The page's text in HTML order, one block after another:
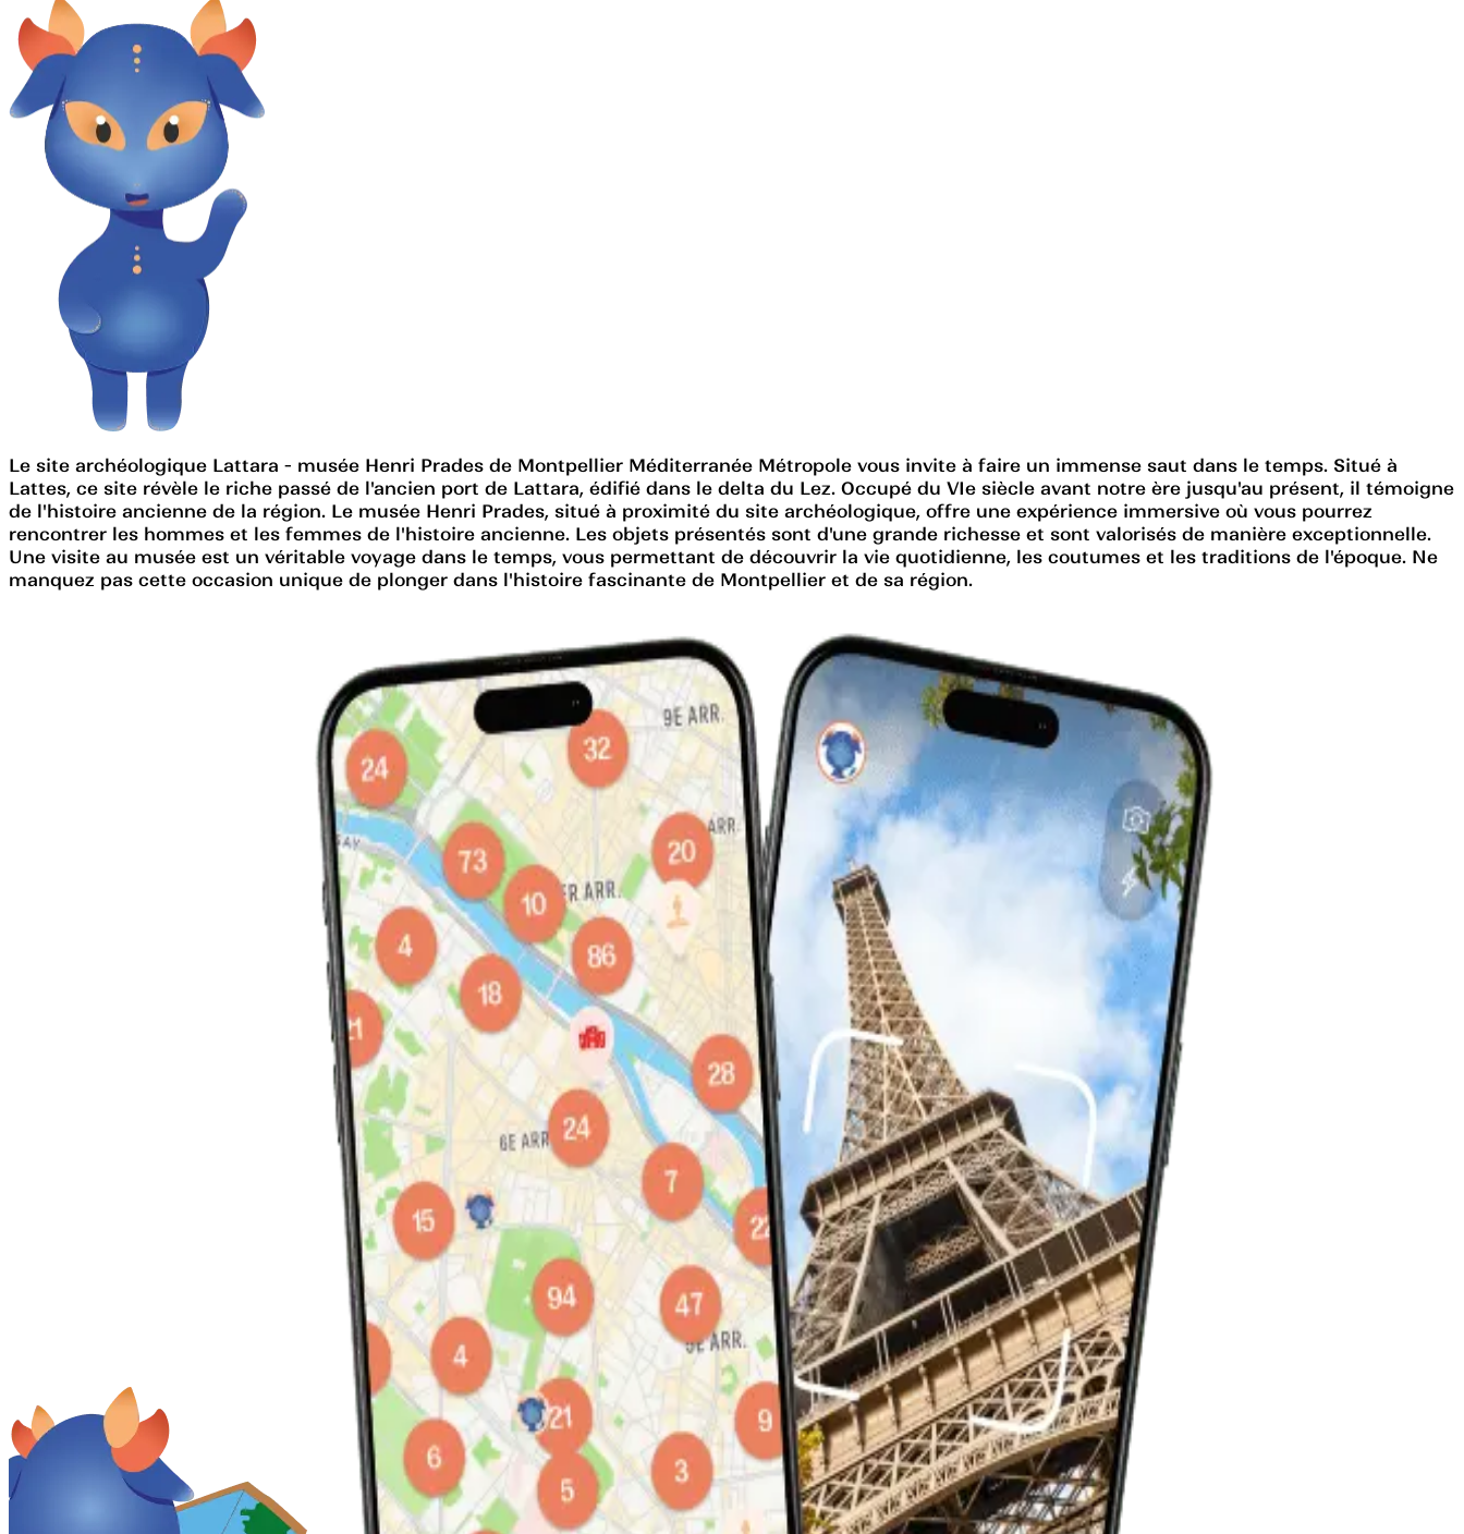
Le site archéologique Lattara - musée Henri Prades de Montpellier Méditerranée Métropole vous invite à faire un immense saut dans le temps. Situé à
Lattes, ce site révèle le riche passé de l'ancien port de Lattara, édifié dans le delta du Lez. Occupé du VIe siècle avant notre ère jusqu'au présent, il témoigne
de l'histoire ancienne de la région. Le musée Henri Prades, situé à proximité du site archéologique, offre une expérience immersive où vous pourrez
rencontrer les hommes et les femmes de l'histoire ancienne. Les objets présentés sont d'une grande richesse et sont valorisés de manière exceptionnelle.
Une visite au musée est un véritable voyage dans le temps, vous permettant de découvrir la vie quotidienne, les coutumes et les traditions de l'époque. Ne
manquez pas cette occasion unique de plonger dans l'histoire fascinante de Montpellier et de sa région.